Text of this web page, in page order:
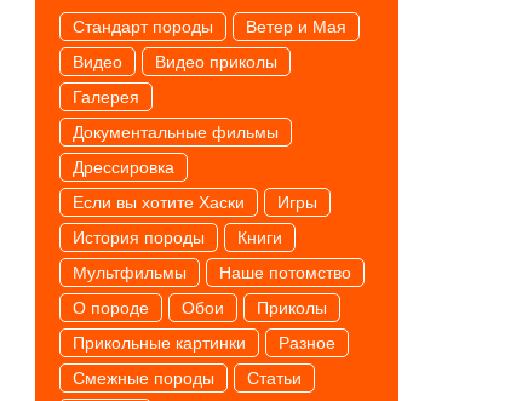
Cтандарт породы
Ветер и Мая
Видео
Видео приколы
Галерея
Документальные фильмы
Дрессировка
Если вы хотите Хаски
Игры
История породы
Книги
Мультфильмы
Наше потомство
О породе
Обои
Приколы
Прикольные картинки
Разное
Смежные породы
Статьи